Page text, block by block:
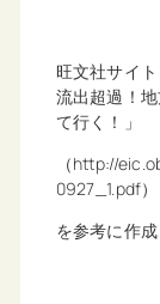
旺文社サイ
流出超過！
て行く！」
（http://
0927_1.pdf）
を参考に作成